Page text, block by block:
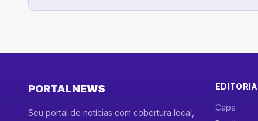
PORTALNEWS
Seu portal de notícias com cobertura local,
Capa